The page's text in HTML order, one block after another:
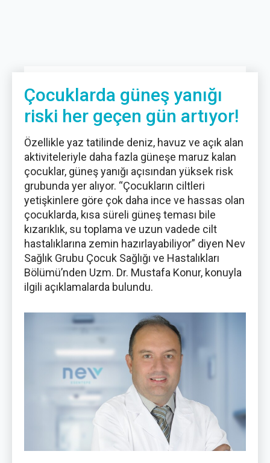
Çocuklarda güneş yanığı
riski her geçen gün artıyor!
Özellikle yaz tatilinde deniz, havuz ve açık alan
aktiviteleriyle daha fazla güneşe maruz kalan
çocuklar, güneş yanığı açısından yüksek risk
grubunda yer alıyor. “Çocukların ciltleri
yetişkinlere göre çok daha ince ve hassas olan
çocuklarda, kısa süreli güneş teması bile
kızarıklık, su toplama ve uzun vadede cilt
hastalıklarına zemin hazırlayabiliyor” diyen Nev
Sağlık Grubu Çocuk Sağlığı ve Hastalıkları
Bölümü’nden Uzm. Dr. Mustafa Konur, konuyla
ilgili açıklamalarda bulundu.